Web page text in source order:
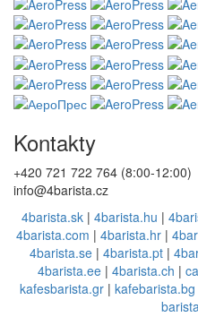
Kontakty
+420 721 722 764 (8:00-12:00)
info@4barista.cz
4barista.sk| 4barista.hu |
4barista.com | 4barista.hr|
4barista.se | 4barista.pt |
4barista.ee| 4barista.ch |
kafesbarista.gr| kafebarista.bg